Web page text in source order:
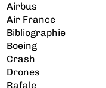
Airbus
Air France
Bibliographie
Boeing
Crash
Drones
Rafale